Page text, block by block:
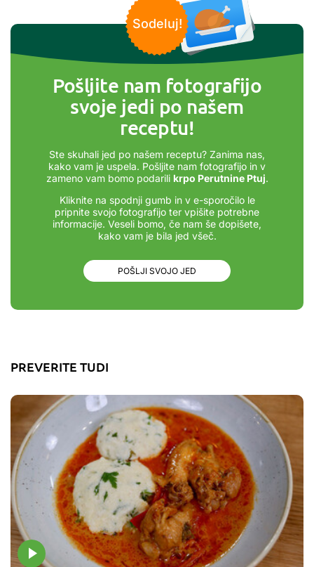
Sodeluj!
Pošljite nam fotografijo
svoje jedi po našem
receptu!
Ste skuhali jed po našem receptu? Zanima nas,
kako vam je uspela. Pošljite nam fotografijo in v
zameno vam bomo podarili krpo Perutnine Ptuj.
Kliknite na spodnji gumb in v e-sporočilo le
pripnite svojo fotografijo ter vpišite potrebne
informacije. Veseli bomo, če nam še dopišete,
kako vam je bila jed všeč.
POŠLJI SVOJO JED
PREVERITE TUDI